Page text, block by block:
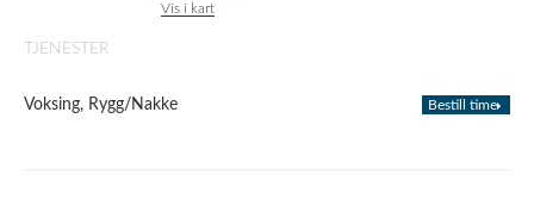
Vis i kart
TJENESTER
Voksing, Rygg/Nakke Bestill time